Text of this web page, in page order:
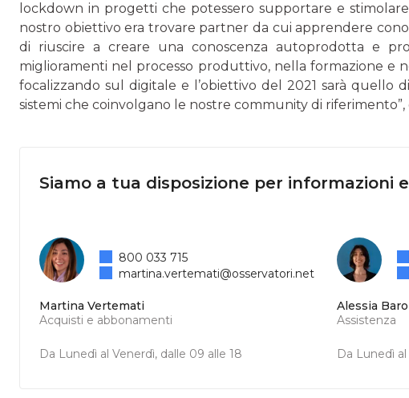
lockdown in progetti che potesse­ro supportare e stimolare
nostro obiettivo era trovare partner da cui ap­prendere
di riuscire a creare una conoscenza autoprodotta e
miglioramenti nel pro­cesso produttivo, nella formazione e
focalizzando sul digitale e l’obiet­tivo del 2021 sarà
sistemi che coinvolgano le nostre community di riferimento”,
Siamo a tua disposizione per informazioni
Martina Vertemati
Acquisti e abbonamenti
Da Lunedì al Venerdì, dalle 09 alle 18
800 033 715
martina.vertemati@osservatori.net
Alessia
Assistenza
Da Lunedì